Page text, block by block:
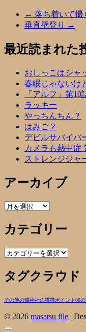
← 落ち着いて撮
垂直壁登り
→
最近読まれた
おしっこはシャ
春眠じゃないけ
「アルフ」第
ラッキー
やっちんちん？
はみご？
デビルサバイバ
カメラも熱中症
ストレンジジャ
アーカイブ
ア
カ
イ
ブ
カテゴリー
カ
ゴ
リ
タグクラウド
その他の猫神社の猫猫ポイント00
© 2026 masatsu file |